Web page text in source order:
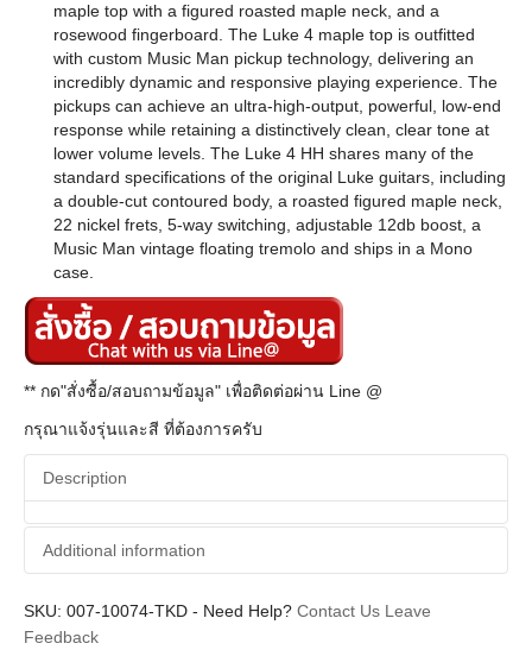
maple top with a figured roasted maple neck, and a
rosewood fingerboard. The Luke 4 maple top is outfitted
with custom Music Man pickup technology, delivering an
incredibly dynamic and responsive playing experience. The
pickups can achieve an ultra-high-output, powerful, low-end
response while retaining a distinctively clean, clear tone at
lower volume levels. The Luke 4 HH shares many of the
standard specifications of the original Luke guitars, including
a double-cut contoured body, a roasted figured maple neck,
22 nickel frets, 5-way switching, adjustable 12db boost, a
Music Man vintage floating tremolo and ships in a Mono
case.
** กด"สั่งซื้อ/สอบถามข้อมูล" เพื่อติดต่อผ่าน Line @
กรุณาแจ้งรุ่นและสี ที่ต้องการครับ
Description
Additional information
Additional information
SKU: 007-10074-TKD - Need Help? Contact Us Leave
Feedback